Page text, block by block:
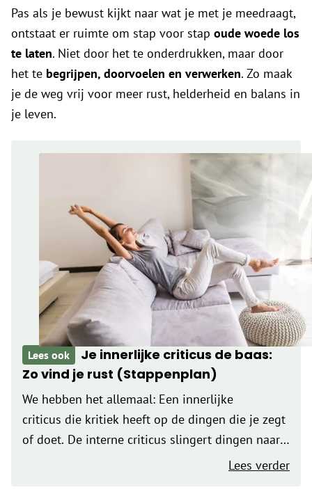
Pas als je bewust kijkt naar wat je met je meedraagt,
ontstaat er ruimte om stap voor stap oude woede los
te laten. Niet door het te onderdrukken, maar door
het te begrijpen, doorvoelen en verwerken. Zo maak
je de weg vrij voor meer rust, helderheid en balans in
je leven.
Lees ook
Je innerlijke criticus de baas:
Zo vind je rust (Stappenplan)
We hebben het allemaal: Een innerlijke
criticus die kritiek heeft op de dingen die je zegt
of doet. De interne criticus slingert dingen naar
je hoofd zoals: En allerlei andere negatieveLees verder